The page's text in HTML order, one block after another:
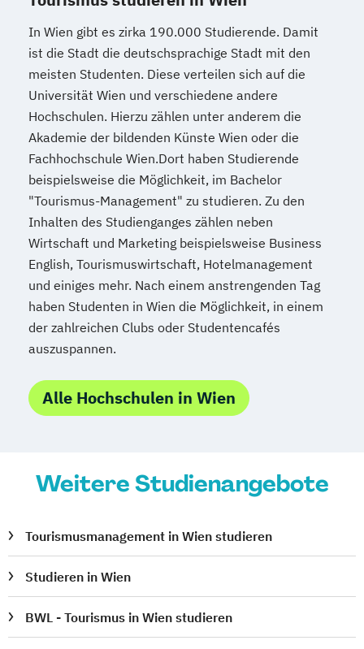
In Wien gibt es zirka 190.000 Studierende. Damit
ist die Stadt die deutschsprachige Stadt mit den
meisten Studenten. Diese verteilen sich auf die
Universität Wien und verschiedene andere
Hochschulen. Hierzu zählen unter anderem die
Akademie der bildenden Künste Wien oder die
Fachhochschule Wien.Dort haben Studierende
beispielsweise die Möglichkeit, im Bachelor
"Tourismus-Management" zu studieren. Zu den
Inhalten des Studienganges zählen neben
Wirtschaft und Marketing beispielsweise Business
English, Tourismuswirtschaft, Hotelmanagement
und einiges mehr. Nach einem anstrengenden Tag
haben Studenten in Wien die Möglichkeit, in einem
der zahlreichen Clubs oder Studentencafés
auszuspannen.
Alle Hochschulen in Wien
Weitere Studienangebote
Tourismusmanagement in Wien studieren
Studieren in Wien
BWL - Tourismus in Wien studieren